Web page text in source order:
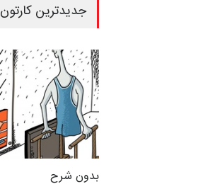
جدیدترین کارتون
بدون شرح